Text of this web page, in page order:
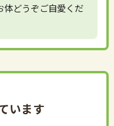
体どうぞご自愛くだ
います